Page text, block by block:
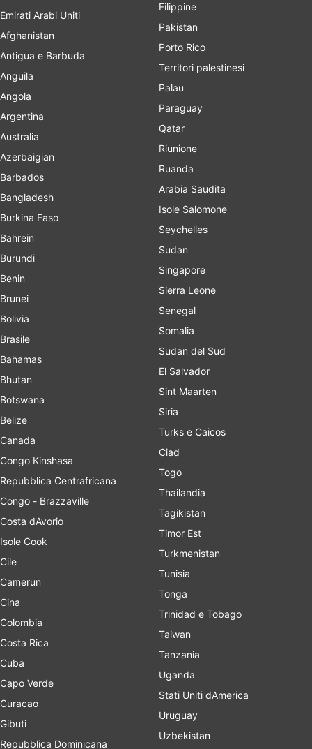
Emirati Arabi Uniti
Afghanistan
Antigua e Barbuda
Anguila
Angola
Argentina
Australia
Azerbaigian
Barbados
Bangladesh
Burkina Faso
Bahrein
Burundi
Benin
Brunei
Bolivia
Brasile
Bahamas
Bhutan
Botswana
Belize
Canada
Congo Kinshasa
Repubblica Centrafricana
Congo - Brazzaville
Costa dAvorio
Isole Cook
Cile
Camerun
Cina
Colombia
Costa Rica
Cuba
Capo Verde
Curacao
Gibuti
Repubblica Dominicana
Filippine
Pakistan
Porto Rico
Territori palestinesi
Palau
Paraguay
Qatar
Riunione
Ruanda
Arabia Saudita
Isole Salomone
Seychelles
Sudan
Singapore
Sierra Leone
Senegal
Somalia
Sudan del Sud
El Salvador
Sint Maarten
Siria
Turks e Caicos
Ciad
Togo
Thailandia
Tagikistan
Timor Est
Turkmenistan
Tunisia
Tonga
Trinidad e Tobago
Taiwan
Tanzania
Uganda
Stati Uniti dAmerica
Uruguay
Uzbekistan